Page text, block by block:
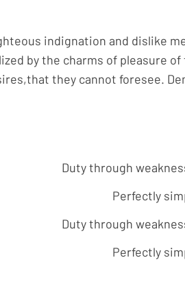
indignation and dislike
by the charms of pleasure
they cannot foresee.
Duty through
Perfectly
Duty through
Perfectly